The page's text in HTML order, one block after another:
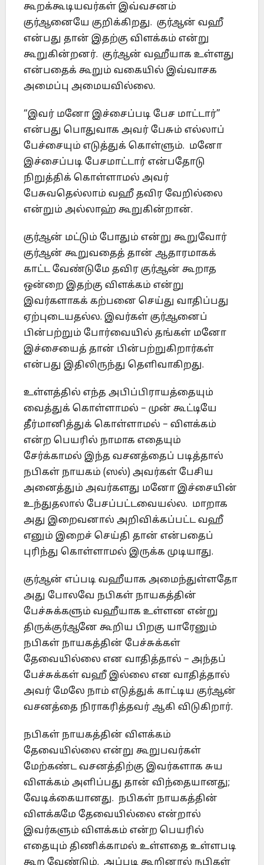
கூறக்கூடியவர்கள் இவ்வசனம்
குர்ஆனையே குறிக்கிறது. குர்ஆன் வஹீ
என்பது தான் இதற்கு விளக்கம் என்று
கூறுகின்றனர். குர்ஆன் வஹீயாக உள்ளது
என்பதைக் கூறும் வகையில் இவ்வாசக
அமைப்பு அமையவில்லை.
“இவர் மனோ இச்சைப்படி பேச மாட்டார்”
என்பது பொதுவாக அவர் பேசும் எல்லாப்
பேச்சையும் எடுத்துக் கொள்ளும். மனோ
இச்சைப்படி பேசமாட்டார் என்பதோடு
நிறுத்திக் கொள்ளாமல் அவர்
பேசுவதெல்லாம் வஹீ தவிர வேறில்லை
என்றும் அல்லாஹ் கூறுகின்றான்.
குர்ஆன் மட்டும் போதும் என்று கூறுவோர்
குர்ஆன் கூறுவதைத் தான் ஆதாரமாகக்
காட்ட வேண்டுமே தவிர குர்ஆன் கூறாத
ஒன்றை இதற்கு விளக்கம் என்று
இவர்களாகக் கற்பனை செய்து வாதிப்பது
ஏற்புடையதல்ல. இவர்கள் குர்ஆனைப்
பின்பற்றும் போர்வையில் தங்கள் மனோ
இச்சையைத் தான் பின்பற்றுகிறார்கள்
என்பது இதிலிருந்து தெளிவாகிறது.
உள்ளத்தில் எந்த அபிப்பிராயத்தையும்
வைத்துக் கொள்ளாமல் – முன் கூட்டியே
தீர்மானித்துக் கொள்ளாமல் – விளக்கம்
என்ற பெயரில் நாமாக எதையும்
சேர்க்காமல் இந்த வசனத்தைப் படித்தால்
நபிகள் நாயகம் (ஸல்) அவர்கள் பேசிய
அனைத்தும் அவர்களது மனோ இச்சையின்
உந்துதலால் பேசப்பட்டவையல்ல. மாறாக
அது இறைவனால் அறிவிக்கப்பட்ட வஹீ
எனும் இறைச் செய்தி தான் என்பதைப்
புரிந்து கொள்ளாமல் இருக்க முடியாது.
குர்ஆன் எப்படி வஹீயாக அமைந்துள்ளதோ
அது போலவே நபிகள் நாயகத்தின்
பேச்சுக்களும் வஹீயாக உள்ளன என்று
திருக்குர்ஆனே கூறிய பிறகு யாரேனும்
நபிகள் நாயகத்தின் பேச்சுக்கள்
தேவையில்லை என வாதித்தால் – அந்தப்
பேச்சுக்கள் வஹீ இல்லை என வாதித்தால்
அவர் மேலே நாம் எடுத்துக் காட்டிய குர்ஆன்
வசனத்தை நிராகரித்தவர் ஆகி விடுகிறார்.
நபிகள் நாயகத்தின் விளக்கம்
தேவையில்லை என்று கூறுபவர்கள்
மேற்கண்ட வசனத்திற்கு இவர்களாக சுய
விளக்கம் அளிப்பது தான் விந்தையானது;
வேடிக்கையானது. நபிகள் நாயகத்தின்
விளக்கமே தேவையில்லை என்றால்
இவர்களும் விளக்கம் என்ற பெயரில்
எதையும் திணிக்காமல் உள்ளதை உள்ளபடி